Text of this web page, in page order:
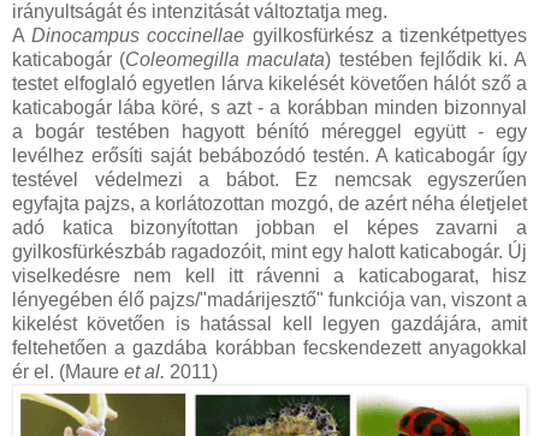
irányultságát és intenzitását változtatja meg.
ADinocampus coccinellae gyilkosfürkész a tizenkétpettyes
katicabogár (Coleomegilla maculata) testében fejlődik ki. A
testet elfoglaló egyetlen lárva kikelését követően hálót sző a
katicabogár lába köré, s azt - a korábban minden bizonnyal
a bogár testében hagyott bénító méreggel együtt - egy
levélhez erősíti saját bebábozódó testén. A katicabogár így
testével védelmezi a bábot. Ez nemcsak egyszerűen
egyfajta pajzs, a korlátozottan mozgó, de azért néha életjelet
adó katica bizonyítottan jobban el képes zavarni a
gyilkosfürkészbáb ragadozóit, mint egy halott katicabogár. Új
viselkedésre nem kell itt rávenni a katicabogarat, hisz
lényegében élő pajzs/"madárijesztő" funkciója van, viszont a
kikelést követően is hatással kell legyen gazdájára, amit
feltehetően a gazdába korábban fecskendezett anyagokkal
ér el. (Maure et al. 2011)